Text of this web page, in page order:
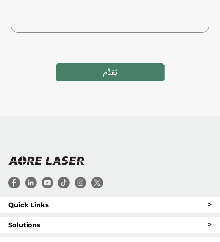
يُقدِّم
Quick Links >
Solutions >